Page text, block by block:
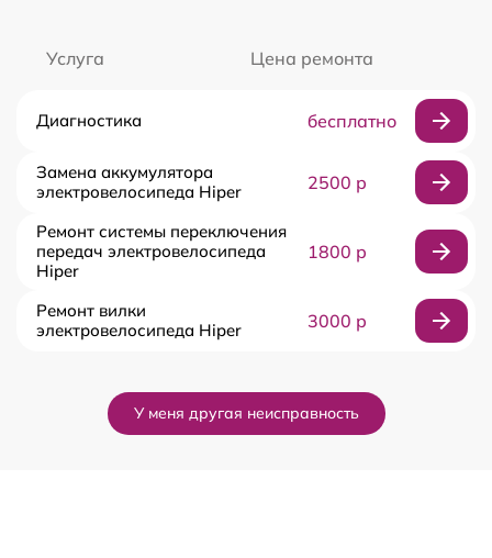
Услуга Цена ремонта
Диагностика бесплатно
Замена аккумулятора
электровелосипеда Hiper
2500 р
Ремонт системы переключения
передач электровелосипеда
Hiper
1800 р
Ремонт вилки
электровелосипеда Hiper
3000 р
У меня другая неисправность